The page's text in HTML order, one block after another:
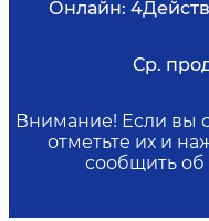
Онлайн: 4
Ср.
Внимание! Если вы
отметьте их и
сообщить об